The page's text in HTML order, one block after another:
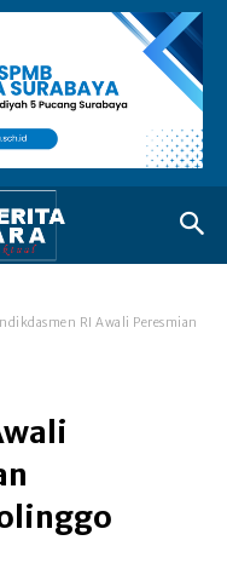
RI Awali Peresmian